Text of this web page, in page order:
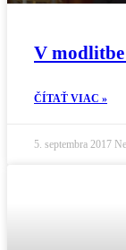
V
ČÍTAŤ VIAC »
5. septembra 2017